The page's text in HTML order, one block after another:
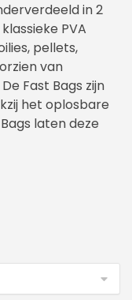
in 2
PVA
pellets,
van
Fast Bags zijn
het oplosbare
laten deze